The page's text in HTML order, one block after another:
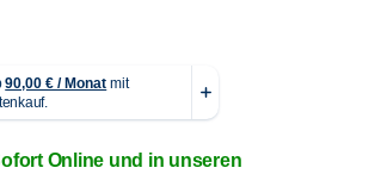
Online und in unseren